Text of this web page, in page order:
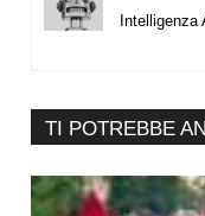
TI POTREBBE